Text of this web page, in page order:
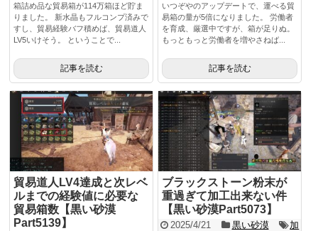
箱詰め品な貿易箱が114万箱ほど貯ま
りました。 新水晶もフルコンプ済みで
すし、貿易経験バフ積めば、貿易道人
LV5いけそう。 ということで...
記事を読む
いつぞやのアップデートで、運べる貿
易箱の量が5倍になりました。 労働者
を育成、厳選中ですが、箱が足りぬ。
もっともっと労働者を増やさねば...
記事を読む
貿易道人LV4達成と次レベ
ルまでの経験値に必要な
貿易箱数【黒い砂漠
Part5139】
ブラックストーン粉末が
重過ぎて加工出来ない件
【黒い砂漠Part5073】
2025/4/21 黒い砂漠
加